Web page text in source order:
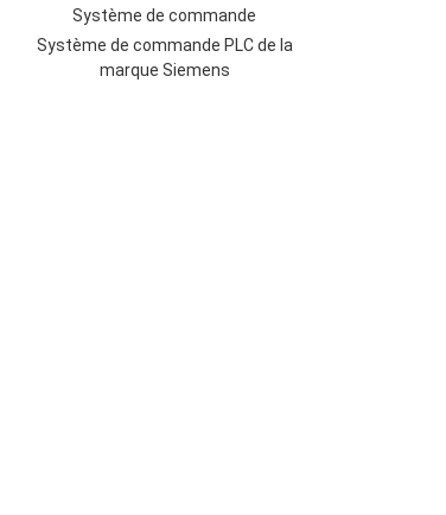
Système de commande
Système de commande PLC de la
marque Siemens